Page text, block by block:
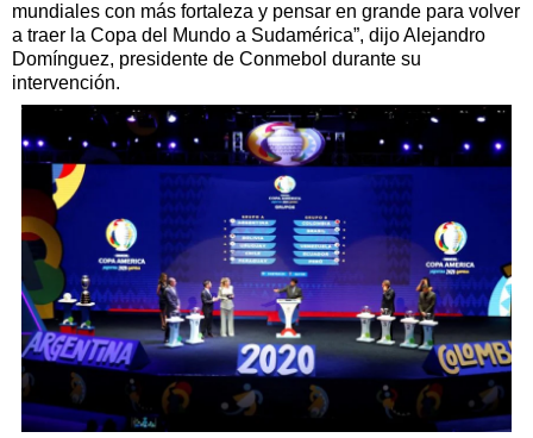
mundiales con más fortaleza y pensar en grande para volver
a traer la Copa del Mundo a Sudamérica”, dijo Alejandro
Domínguez, presidente de Conmebol durante su
intervención.